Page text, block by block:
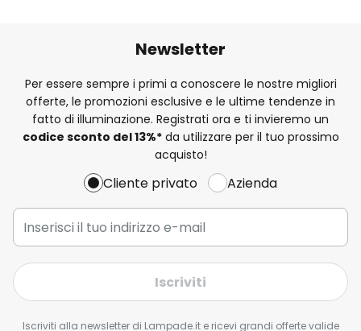
Newsletter
Per essere sempre i primi a conoscere le nostre migliori
offerte, le promozioni esclusive e le ultime tendenze in
fatto di illuminazione. Registrati ora e ti invieremo un
codice sconto del13%*da utilizzare per il tuo prossimo
acquisto!
Cliente privato Azienda
Iscriviti
Iscriviti alla newsletter di Lampade.it e ricevi grandi offerte valide